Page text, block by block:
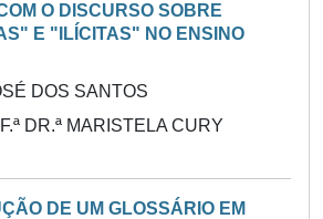
O DISCURSO SOBRE
E "ILÍCITAS" NO ENSINO
DOS SANTOS
DR.ª MARISTELA CURY
DE UM GLOSSÁRIO EM